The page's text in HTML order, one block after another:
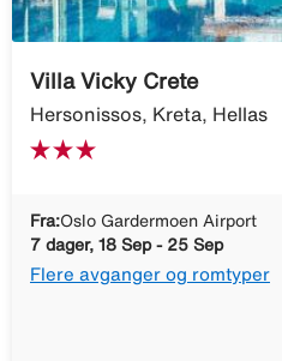
Villa Vicky Crete
Hersonissos, Kreta, Hellas
Fra:Oslo Gardermoen Airport
7 dager, 18 Sep - 25 Sep
Flere avganger og romtyper